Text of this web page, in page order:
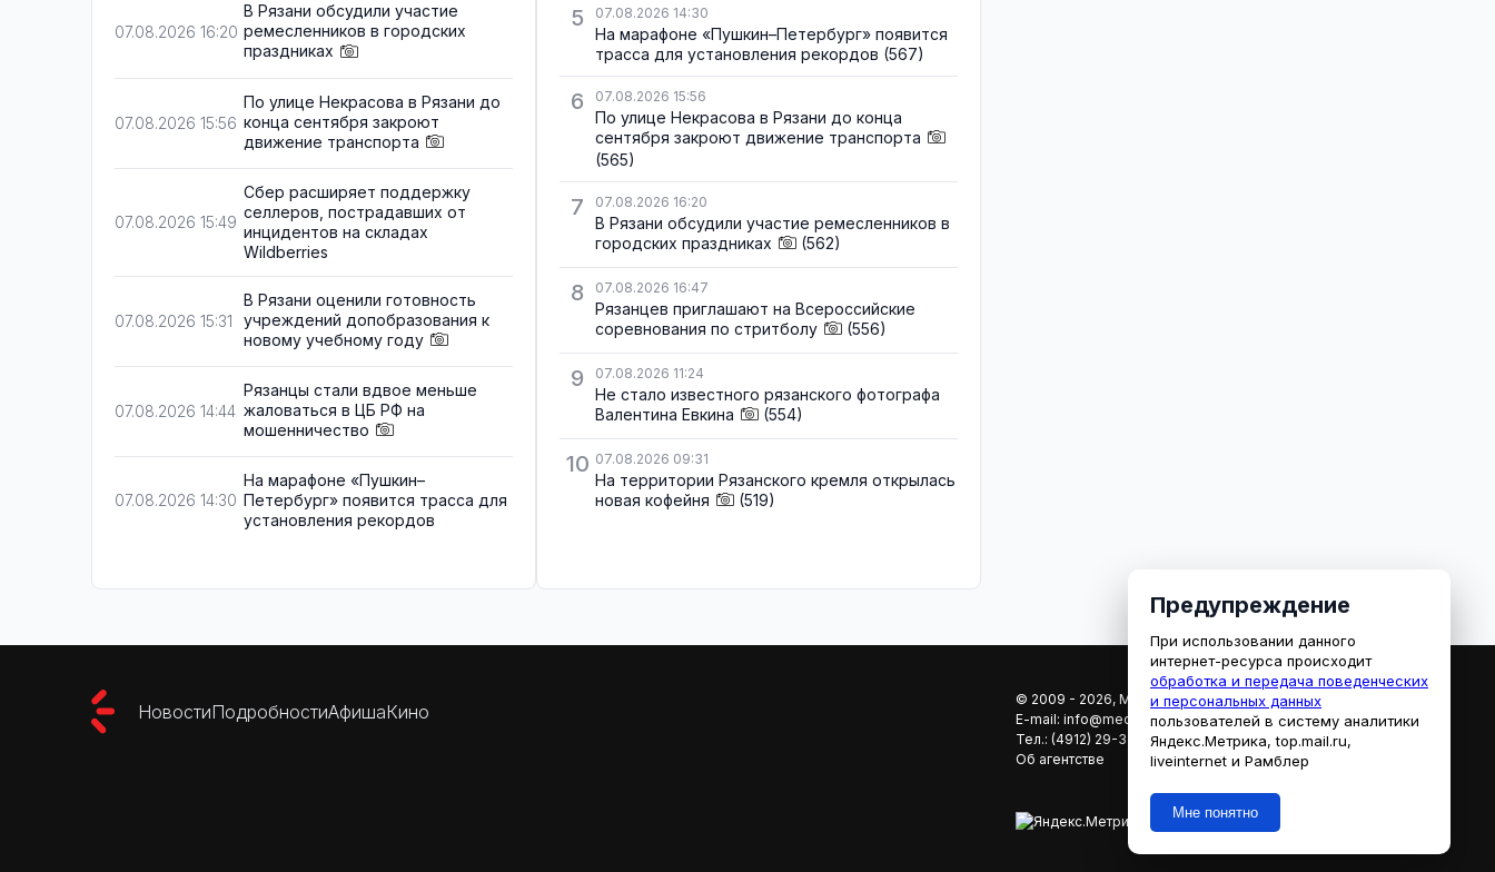
07.08.2026 16:20
В Рязани обсудили участие
ремесленников в городских
праздниках
07.08.2026 15:56
По улице Некрасова в Рязани до
конца сентября закроют
движение транспорта
07.08.2026 15:49
Сбер расширяет поддержку
селлеров, пострадавших от
инцидентов на складах
Wildberries
07.08.2026 15:31
В Рязани оценили готовность
учреждений допобразования к
новому учебному году
07.08.2026 14:44
Рязанцы стали вдвое меньше
жаловаться в ЦБ РФ на
мошенничество
07.08.2026 14:30
На марафоне «Пушкин–
Петербург» появится трасса для
установления рекордов
5 07.08.2026 14:30
На марафоне «Пушкин–Петербург» появится
трасса для установления рекордов (567)
6 07.08.2026 15:56
По улице Некрасова в Рязани до конца
сентября закроют движение транспорта
(565)
7 07.08.2026 16:20
В Рязани обсудили участие ремесленников в
городских праздниках
(562)
8 07.08.2026 16:47
Рязанцев приглашают на Всероссийские
соревнования по стритболу
(556)
9 07.08.2026 11:24
Не стало известного рязанского фотографа
Валентина Евкина
(554)
10 07.08.2026 09:31
На территории Рязанского кремля открылась
новая кофейня
(519)
НовостиПодробностиАфишаКино
© 2009 - 2026, МЕДИАРЯЗАНЬ
E-mail: info@mediaryazan.ru,reklama@mediaryazan.ru
Тел.: (4912) 29-33-66
Об агентстве
Предупреждение
При использовании данного
интернет-ресурса происходит
обработка и передача поведенческих
и персональных данных
пользователей в систему аналитики
Яндекс.Метрика, top.mail.ru,
liveinternet и Рамблер
Мне понятно